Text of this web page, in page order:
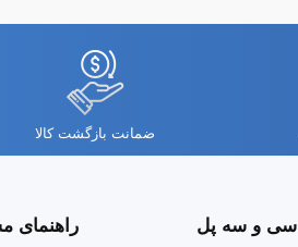
ضمانت بازگشت کالا
سی و سه پل راهنمای